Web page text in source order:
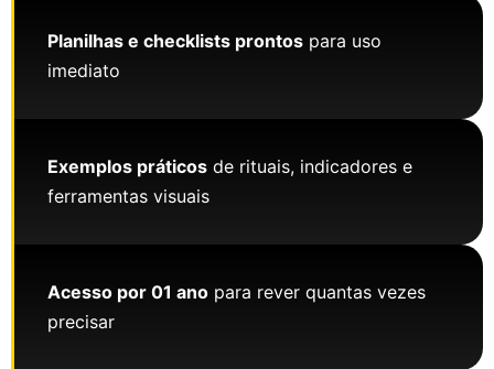
Planilhas e checklists prontos para uso
imediato
Exemplos práticos de rituais, indicadores e
ferramentas visuais
Acesso por 01 ano para rever quantas vezes
precisar